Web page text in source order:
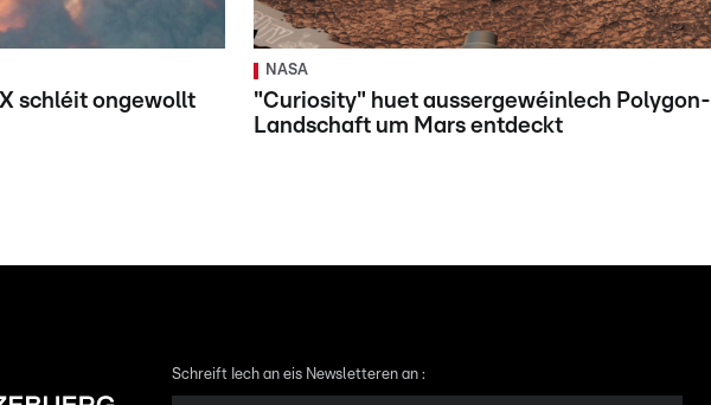
schléit ongewollt
NASA
"Curiosity" huet aussergewéinlech Polygon-
Landschaft um Mars entdeckt
Schreift Iech an eis Newsletteren an :